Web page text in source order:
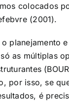
colocados
(2001).
planejamento
as múltiplas
por isso, se
é